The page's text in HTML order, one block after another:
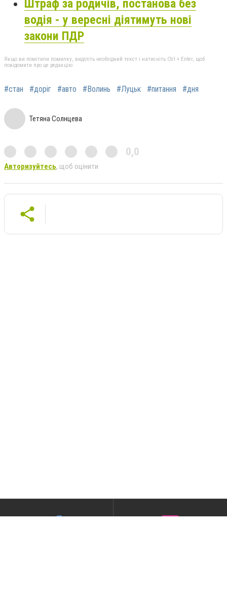
Штраф за родичів, постанова без
водія - у вересні діятимуть нові
закони ПДР
Якщо ви помітили помилку, виділіть необхідний текст і натисніть Ctrl + Enter, щоб
повідомити про це редакцію
#стан #доріг #авто #Волинь #Луцьк #питання #дня
Тетяна Солнцева
0,0
Авторизуйтесь, щоб оцінити